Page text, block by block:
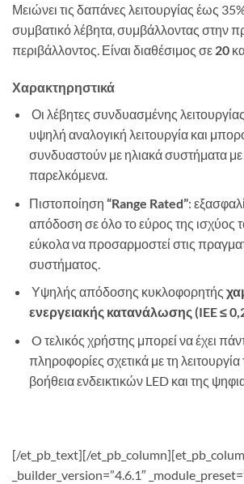
Μειώνει τις δαπάνες λειτουργίας έως
συμβατικό λέβητα, συμβάλλοντας στην
περιβάλλοντος. Είναι διαθέσιμος σε 20
Χαρακτηρηστικά
Οι λέβητες συνδυασμένης
υψηλή αναλογική λειτουργία και
συνδυαστούν με ηλιακά συστήματα
παρελκόμενα.
Πιστοποίηση “Range Rated”:
απόδοση σε όλο το εύρος της ισχύος
εύκολα να προσαρμοστεί στις
συστήματος.
Υψηλής απόδοσης κυκλοφορητής
ενεργειακής κατανάλωσης (IEE ≤
O τελικός χρήστης μπορεί να έχει
πληροφορίες σχετικά με τη λειτουργία
βοήθεια ενδεικτικών LED και της
[/et_pb_text][/
_builder_version=”4.6.1″